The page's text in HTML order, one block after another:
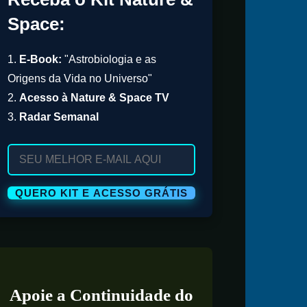
Space:
1. E-Book: "Astrobiologia e as
Origens da Vida no Universo"
2. Acesso à Nature & Space TV
3. Radar Semanal
Apoie a Continuidade do